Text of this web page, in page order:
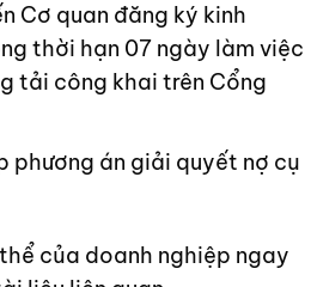
Cơ quan đăng ký kinh
thời hạn 07 ngày làm việc
tải công khai trên Cổng
phương án giải quyết nợ cụ
của doanh nghiệp ngay